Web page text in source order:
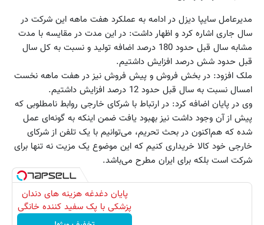
مدیرعامل سایپا دیزل در ادامه به عملکرد هفت ماهه این شرکت در
سال جاری اشاره کرد و اظهار داشت: در این مدت در مقایسه با مدت
مشابه سال قبل حدود 180 درصد اضافه تولید و نسبت به کل سال
قبل حدود شش درصد افزایش داشتیم.
ملک افزود: در بخش فروش و پیش فروش نیز در هفت ماهه نخست
امسال نسبت به سال قبل حدود 12 درصد افزایش داشتیم.
وی در پایان اضافه کرد: در ارتباط با شرکای خارجی روابط نامطلوبی که
پیش از آن وجود داشت نیز بهبود یافت ضمن اینکه به گونه‌ای عمل
شده که هم‌اکنون در بحث تحریم، می‌توانیم با یک تلفن از شرکای
خارجی خود کالا خریداری کنیم که این موضوع یک مزیت نه تنها برای
شرکت است بلکه برای ایران مطرح می‌باشد.
پایان دغدغه هزینه های دندان
پزشکی با پک سفید کننده خانگی